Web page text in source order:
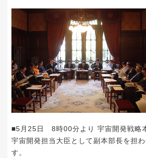
■5月25日 8時00分より 宇宙開発戦略
宇宙開発担当大臣として副本部長を担
す。